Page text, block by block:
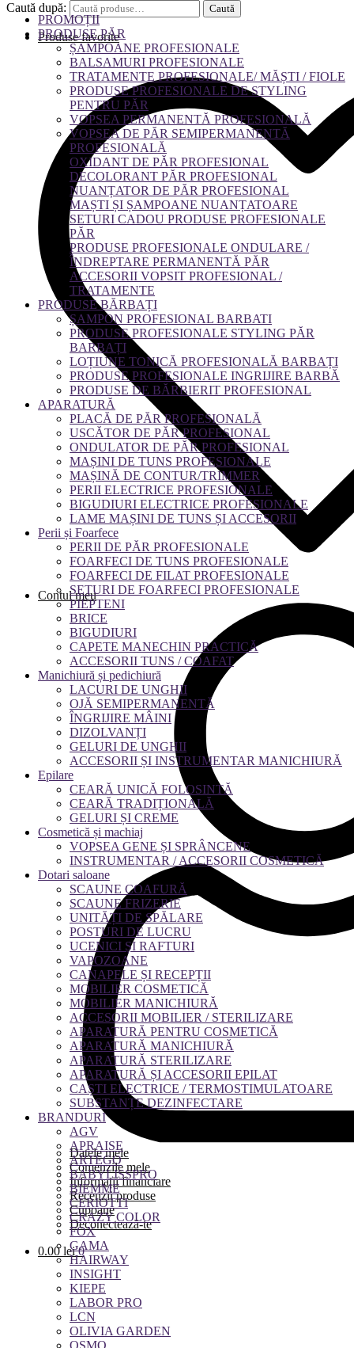
Caută după: Caută
Produse favorite
Contul meu
Datele mele
Comenzile mele
Informații financiare
Recenzii produse
Cupoane
Deconectează-te
0.00lei 0
PROMOȚII
PRODUSE PĂR
ȘAMPOANE PROFESIONALE
BALSAMURI PROFESIONALE
TRATAMENTE PROFESIONALE/ MĂȘTI / FIOLE
PRODUSE PROFESIONALE DE STYLING
PENTRU PĂR
VOPSEA PERMANENTĂ PROFESIONALĂ
VOPSEA DE PĂR SEMIPERMANENTĂ
PROFESIONALĂ
OXIDANT DE PĂR PROFESIONAL
DECOLORANT PĂR PROFESIONAL
NUANȚATOR DE PĂR PROFESIONAL
MAȘTI ȘI ȘAMPOANE NUANȚATOARE
SETURI CADOU PRODUSE PROFESIONALE
PĂR
PRODUSE PROFESIONALE ONDULARE /
ÎNDREPTARE PERMANENTĂ PĂR
ACCESORII VOPSIT PROFESIONAL /
TRATAMENTE
PRODUSE BĂRBAȚI
ȘAMPON PROFESIONAL BARBATI
PRODUSE PROFESIONALE STYLING PĂR
BARBAȚI
LOȚIUNE TONICĂ PROFESIONALĂ BARBAȚI
PRODUSE PROFESIONALE INGRIJIRE BARBĂ
PRODUSE DE BĂRBIERIT PROFESIONAL
APARATURĂ
PLACĂ DE PĂR PROFESIONALĂ
USCĂTOR DE PĂR PROFESIONAL
ONDULATOR DE PĂR PROFESIONAL
MAȘINI DE TUNS PROFESIONALE
MAȘINĂ DE CONTUR/TRIMMER
PERII ELECTRICE PROFESIONALE
BIGUDIURI ELECTRICE PROFESIONALE
LAME MAȘINI DE TUNS ȘI ACCESORII
Perii și Foarfece
PERII DE PĂR PROFESIONALE
FOARFECI DE TUNS PROFESIONALE
FOARFECI DE FILAT PROFESIONALE
SETURI DE FOARFECI PROFESIONALE
PIEPTENI
BRICE
BIGUDIURI
CAPETE MANECHIN PRACTICĂ
ACCESORII TUNS / COAFAT
Manichiură și pedichiură
LACURI DE UNGHII
OJĂ SEMIPERMANENTĂ
ÎNGRIJIRE MÂINI
DIZOLVANȚI
GELURI DE UNGHII
ACCESORII ȘI INSTRUMENTAR MANICHIURĂ
Epilare
CEARĂ UNICĂ FOLOSINTĂ
CEARĂ TRADIȚIONALĂ
GELURI ȘI CREME
Cosmetică și machiaj
VOPSEA GENE ȘI SPRÂNCENE
INSTRUMENTAR / ACCESORII COSMETICĂ
Dotari saloane
SCAUNE COAFURĂ
SCAUNE FRIZERIE
UNITĂȚI DE SPĂLARE
POSTURI DE LUCRU
UCENICI ȘI RAFTURI
VAPOZOANE
CANAPELE ȘI RECEPȚII
MOBILIER COSMETICĂ
MOBILIER MANICHIURĂ
ACCESORII MOBILIER / STERILIZARE
APARATURĂ PENTRU COSMETICĂ
APARATURĂ MANICHIURĂ
APARATURĂ STERILIZARE
APARATURĂ ȘI ACCESORII EPILAT
CAȘTI ELECTRICE / TERMOSTIMULATOARE
SUBSTANȚE DEZINFECTARE
BRANDURI
AGV
APRAISE
ARTEGO
BABYLISSPRO
BIEMME
CERIOTTI
CRAZY COLOR
FOX
GAMA
HAIRWAY
INSIGHT
KIEPE
LABOR PRO
LCN
OLIVIA GARDEN
OSMO